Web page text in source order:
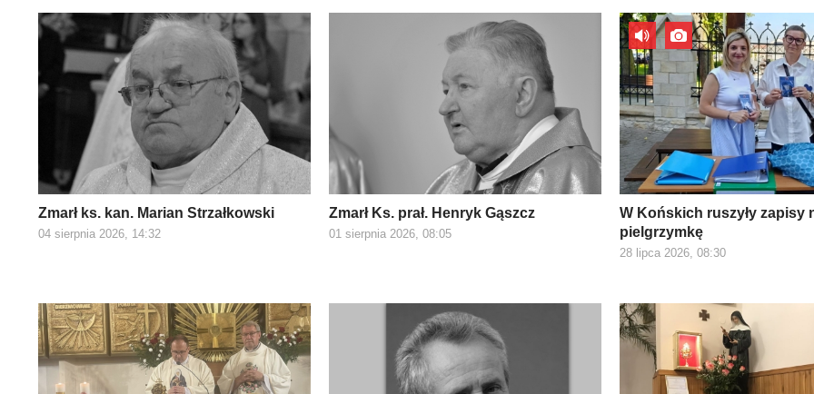
Zmarł ks. kan. Marian Strzałkowski
04 sierpnia 2026, 14:32
Zmarł Ks. prał. Henryk Gąszcz
01 sierpnia 2026, 08:05
W Końskich ruszyły zapisy
pielgrzymkę
28 lipca 2026, 08:30